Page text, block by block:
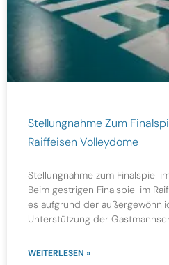
Stellungnahme Zum
Raiffeisen Volleydome
Stellungnahme zum Finalspiel
Beim gestrigen Finalspiel im
es aufgrund der
Unterstützung der
WEITERLESEN »